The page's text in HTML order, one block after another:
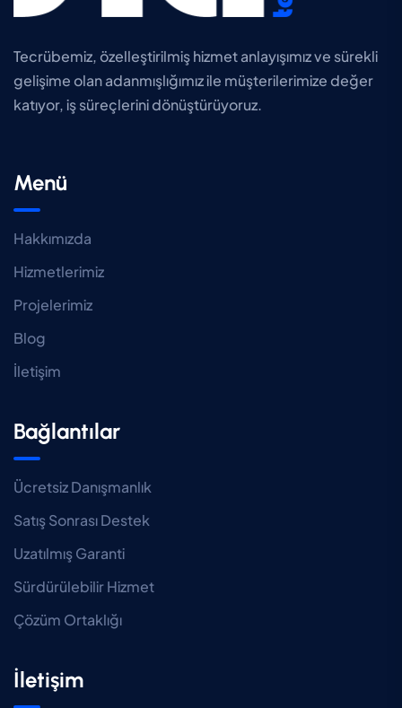
Tecrübemiz, özelleştirilmiş hizmet anlayışımız ve sürekli
gelişime olan adanmışlığımız ile müşterilerimize değer
katıyor, iş süreçlerini dönüştürüyoruz.
Menü
Hakkımızda
Hizmetlerimiz
Projelerimiz
Blog
İletişim
Bağlantılar
Ücretsiz Danışmanlık
Satış Sonrası Destek
Uzatılmış Garanti
Sürdürülebilir Hizmet
Çözüm Ortaklığı
İletişim